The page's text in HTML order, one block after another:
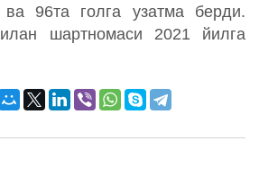
96та голга узатма берди.
шартномаси 2021 йилга